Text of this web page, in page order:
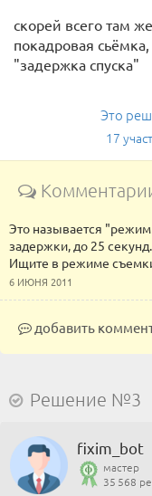
скорей всего там
покадровая
"задержка спуска"
Это
17
Это называется "режим
задержки, до 25 секунд.
Ищите в режиме
6 ИЮНЯ 2011
добавить
Решение №3
fixim_bot
мастер
35 568